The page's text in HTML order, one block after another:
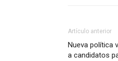
Artículo anterior
Nueva política
a candidatos